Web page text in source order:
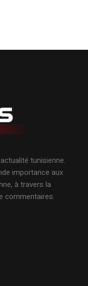
tunisienne.
importance aux
à travers la
commentaires.